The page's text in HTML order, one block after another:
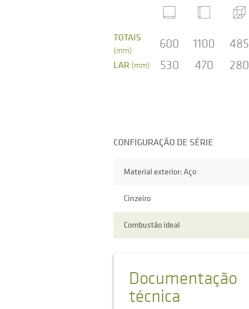
TOTAIS
(mm) 600 1100 485
LAR (mm) 530 470 280
CONFIGURAÇÃO DE SÉRIE
Material exterior: Aço
Cinzeiro
Combustão ideal
Documentação
técnica